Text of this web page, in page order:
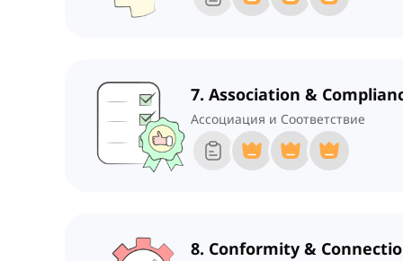
7. Association &
Ассоциация и Соответствие
8. Conformity &